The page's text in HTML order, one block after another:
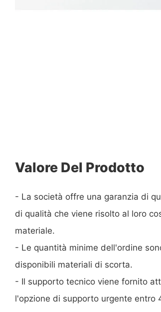
Valore Del Prodotto
- La società offre una garanzia di
di qualità che viene risolto al loro
materiale.
- Le quantità minime dell'ordine
disponibili materiali di scorta.
- Il supporto tecnico viene fornito
l'opzione di supporto urgente entro